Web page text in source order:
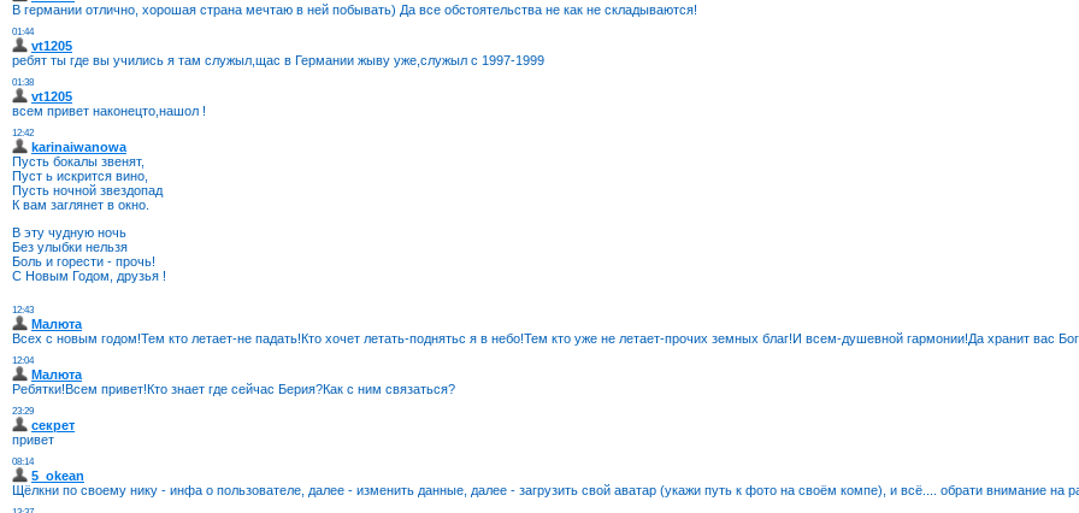
В германии отлично, хорошая страна мечтаю в ней побывать) Да все обстоятельства не как не складываются!
01:44
vt1205
ребят ты где вы учились я там служыл,щас в Германии жыву уже,служыл с 1997-1999
01:38
vt1205
всем привет наконецто,нашол !
12:42
karinaiwanowa
Пусть бокалы звенят,
Пуст ь искрится вино,
Пусть ночной звездопад
К вам заглянет в окно.
В эту чудную ночь
Без улыбки нельзя
Боль и горести - прочь!
С Новым Годом, друзья !
12:43
Малюта
Всех с новым годом!Тем кто летает-не падать!Кто хочет летать-поднятьс я в небо!Тем кто уже не летает-прочих земных благ!И всем-душевной гармонии!Да хранит вас
12:04
Малюта
Ребятки!Всем привет!Кто знает где сейчас Берия?Как с ним связаться?
23:29
секрет
привет
08:14
5_okean
Щёлкни по своему нику - инфа о пользователе, далее - изменить данные, далее - загрузить свой аватар (укажи путь к фото на своём компе), и всё.... обрати внимание на